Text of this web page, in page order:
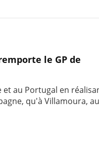
le GP de
et au Portugal en
qu'à Villamoura, au